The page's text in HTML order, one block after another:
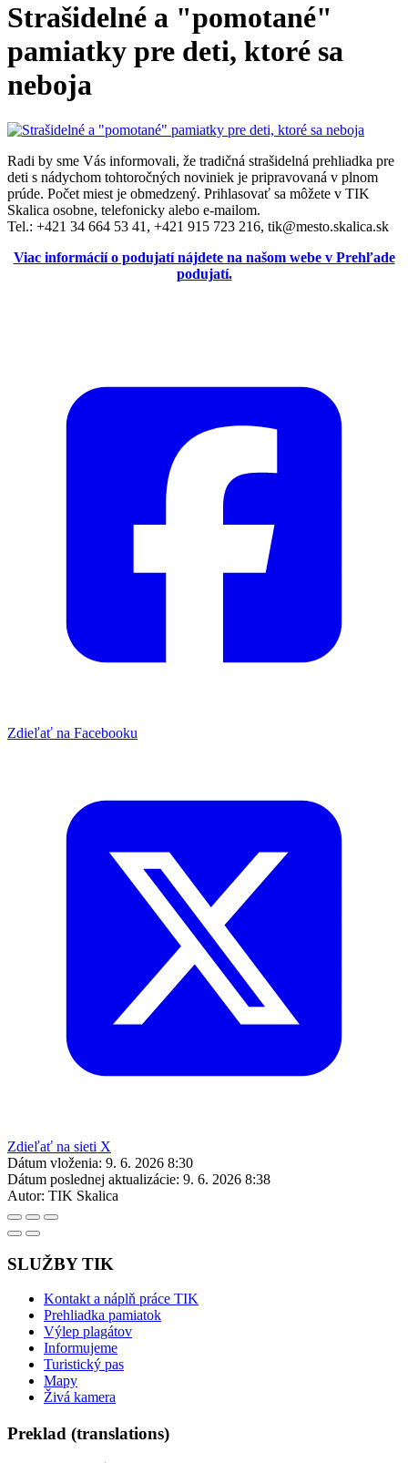
Strašidelné a "pomotané"
pamiatky pre deti, ktoré sa
neboja
Radi by sme Vás informovali, že tradičná strašidelná prehliadka pre
deti s nádychom tohtoročných noviniek je pripravovaná v plnom
prúde. Počet miest je obmedzený. Prihlasovať sa môžete v TIK
Skalica osobne, telefonicky alebo e-mailom.
Tel.: +421 34 664 53 41, +421 915 723 216, tik@mesto.skalica.sk
Viac informácií o podujatí nájdete na našom webe v Prehľade
podujatí.
Zdieľať na Facebooku
Zdieľať na sieti X
Dátum vloženia: 9. 6. 2026 8:30
Dátum poslednej aktualizácie: 9. 6. 2026 8:38
Autor: TIK Skalica
SLUŽBY TIK
Kontakt a náplň práce TIK
Prehliadka pamiatok
Výlep plagátov
Informujeme
Turistický pas
Mapy
Živá kamera
Preklad (translations)